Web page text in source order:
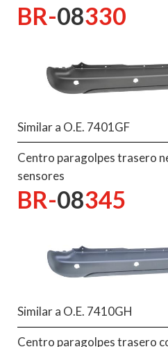
BR-08330
Similar a O.E. 7401GF
Centro paragolpes trasero
sensores
BR-08345
Similar a O.E. 7410GH
Centro paragolpes trasero